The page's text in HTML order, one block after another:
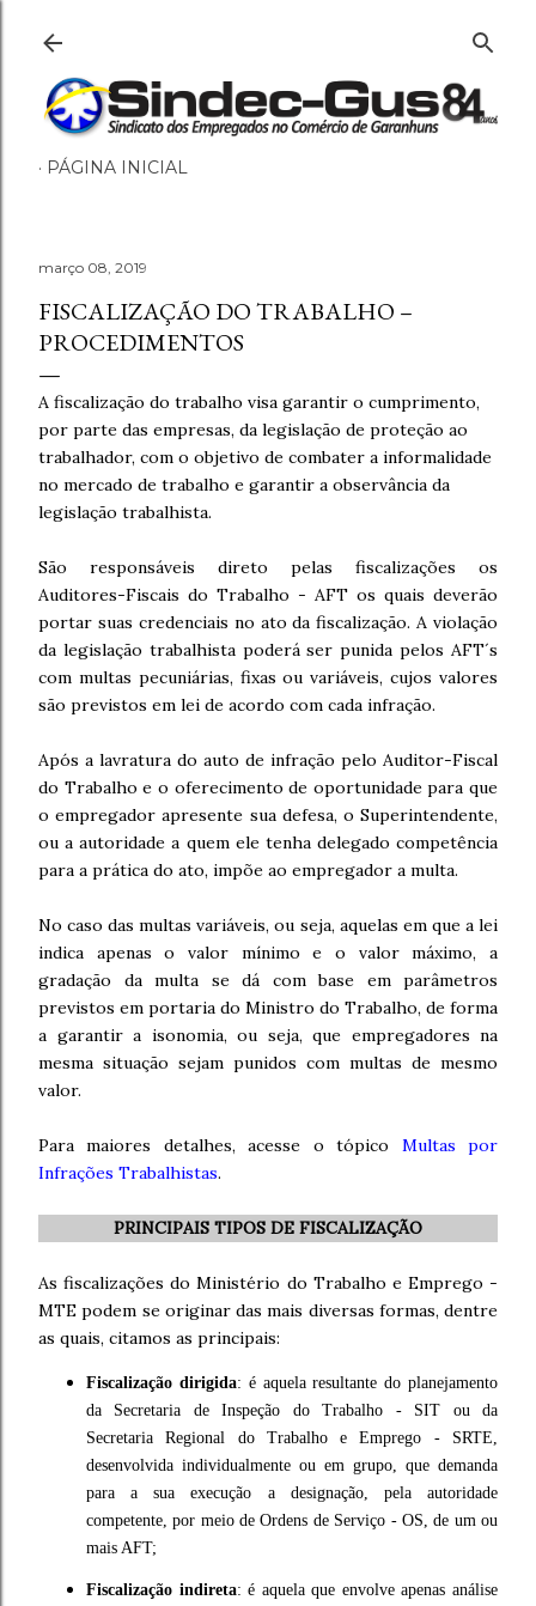
PÁGINA INICIAL
março 08, 2019
FISCALIZAÇÃO DO TRABALHO –
PROCEDIMENTOS
A fiscalização do trabalho visa garantir o cumprimento,
por parte das empresas, da legislação de proteção ao
trabalhador, com o objetivo de combater a informalidade
no mercado de trabalho e garantir a observância da
legislação trabalhista.
São responsáveis direto pelas fiscalizações os
Auditores-Fiscais do Trabalho - AFT os quais deverão
portar suas credenciais no ato da fiscalização. A violação
da legislação trabalhista poderá ser punida pelos AFT´s
com multas pecuniárias, fixas ou variáveis, cujos valores
são previstos em lei de acordo com cada infração.
Após a lavratura do auto de infração pelo Auditor-Fiscal
do Trabalho e o oferecimento de oportunidade para que
o empregador apresente sua defesa, o Superintendente,
ou a autoridade a quem ele tenha delegado competência
para a prática do ato, impõe ao empregador a multa.
No caso das multas variáveis, ou seja, aquelas em que a lei
indica apenas o valor mínimo e o valor máximo, a
gradação da multa se dá com base em parâmetros
previstos em portaria do Ministro do Trabalho, de forma
a garantir a isonomia, ou seja, que empregadores na
mesma situação sejam punidos com multas de mesmo
valor.
Para maiores detalhes, acesse o tópico Multas por
Infrações Trabalhistas.
PRINCIPAIS TIPOS DE FISCALIZAÇÃO
As fiscalizações do Ministério do Trabalho e Emprego -
MTE podem se originar das mais diversas formas, dentre
as quais, citamos as principais:
Fiscalização dirigida: é aquela resultante do planejamento
da Secretaria de Inspeção do Trabalho - SIT ou da
Secretaria Regional do Trabalho e Emprego - SRTE,
desenvolvida individualmente ou em grupo, que demanda
para a sua execução a designação, pela autoridade
competente, por meio de Ordens de Serviço - OS, de um ou
mais AFT;
Fiscalização indireta: é aquela que envolve apenas análise